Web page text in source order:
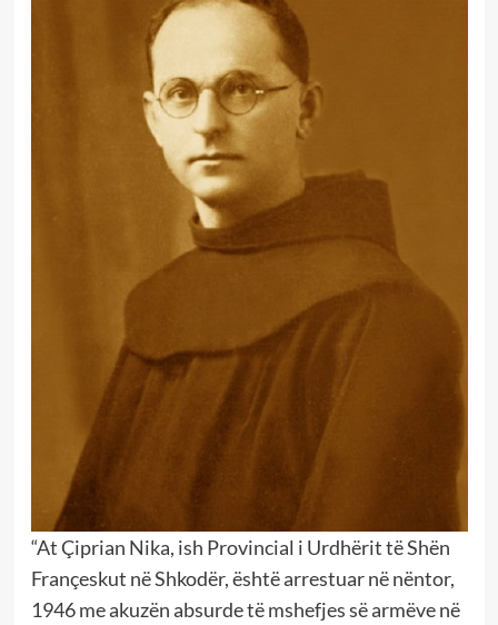
“At Çiprian Nika, ish Provincial i Urdhërit të Shën
Françeskut në Shkodër, është arrestuar në nëntor,
1946 me akuzën absurde të mshefjes së armëve në